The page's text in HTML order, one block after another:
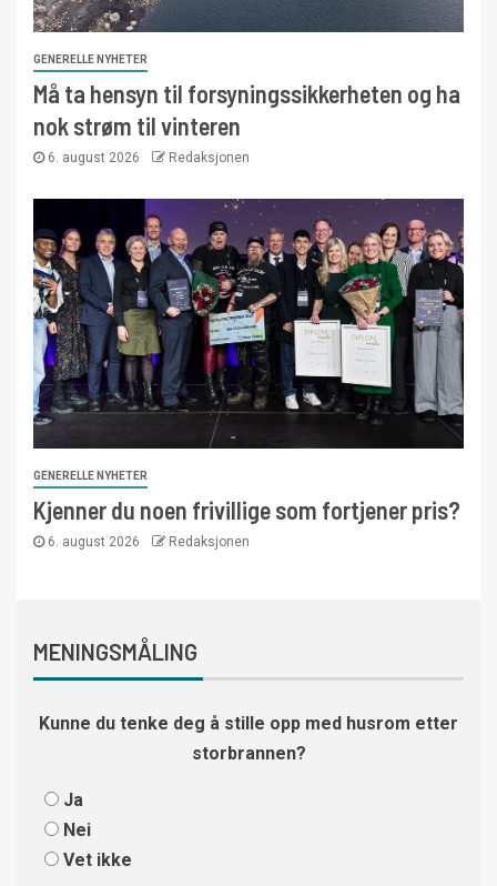
GENERELLE NYHETER
Må ta hensyn til forsyningssikkerheten og ha
nok strøm til vinteren
6. august 2026 Redaksjonen
GENERELLE NYHETER
Kjenner du noen frivillige som fortjener pris?
6. august 2026 Redaksjonen
MENINGSMÅLING
Kunne du tenke deg å stille opp med husrom etter
storbrannen?
Ja
Nei
Vet ikke